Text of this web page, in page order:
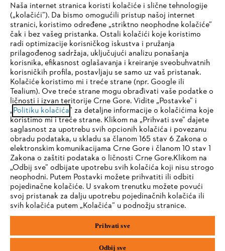
Kompanija
STIHL FAQ
Servis
Politika privatnosti Pravni osnovi Kolačići
Pravne informacije
STIHL d.o.o., Prekonoška 24, 11077 Beograd
IHR BROWSER WIRD NICHT
UNTERSTÜTZT
Sie nutzen einen Browser, den wir noch nicht unterstützen. Für
eine optimale Nutzung unserer Seite empfehlen wir Ihnen, zu
einem der folgenden Browser zu wechseln:
Firefox Chrome
Naša internet stranica koristi kolačiće i slične tehnologije
(„kolačići”). Da bismo omogućili pristup našoj internet
stranici, koristimo određene „striktno neophodne kolačiće”
čak i bez vašeg pristanka. Ostali kolačići koje koristimo
radi optimizacije korisničkog iskustva i pružanja
prilagođenog sadržaja, uključujući analizu ponašanja
korisnika, efikasnost oglašavanja i kreiranje sveobuhvatnih
korisničkih profila, postavljaju se samo uz vaš pristanak.
Kolačiće koristimo mi i treće strane (npr. Google ili
Tealium). Ove treće strane mogu obrađivati vaše podatke o
ličnosti i izvan teritorije Crne Gore. Vidite „Postavke” i
„Politiku kolačića” za detaljne informacije o kolačićima koje
koristimo mi i treće strane. Klikom na „Prihvati sve” dajete
saglasnost za upotrebu svih opcionih kolačića i povezanu
obradu podataka, u skladu sa članom 165 stav 6 Zakona o
elektronskim komunikacijama Crne Gore i članom 10 stav 1
Zakona o zaštiti podataka o ličnosti Crne Gore.Klikom na
„Odbij sve” odbijate upotrebu svih kolačića koji nisu strogo
neophodni. Putem Postavki možete prihvatiti ili odbiti
pojedinačne kolačiće. U svakom trenutku možete povući
svoj pristanak za dalju upotrebu pojedinačnih kolačića ili
svih kolačića putem „Kolačića” u podnožju stranice.
Prihvati sve
Odbij sve